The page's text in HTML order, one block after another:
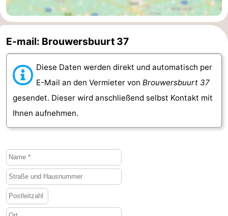
de
Mantelingen
Westkapelle
-
Zoutelande
-
Natur
Walcherse
bos
Dishoek
Vlissingen
Vlaanderen
-
Nieuwvliet
-
Sluis
-
E-mail: Brouwersbuurt 37
Diese Daten werden direkt und automatisch per
E-Mail an den Vermieter von Brouwersbuurt 37
gesendet. Dieser wird anschließend selbst Kontakt mit
Ihnen aufnehmen.